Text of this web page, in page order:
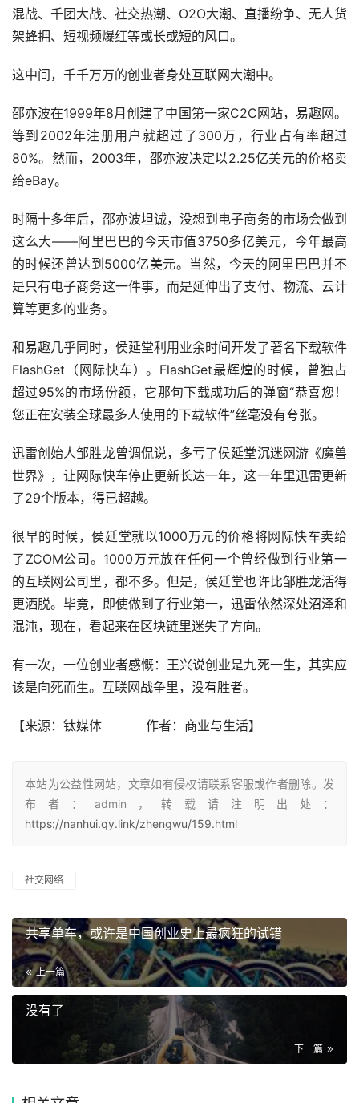
混战、千团大战、社交热潮、O2O大潮、直播纷争、无人货
架蜂拥、短视频爆红等或长或短的风口。
这中间，千千万万的创业者身处互联网大潮中。
邵亦波在1999年8月创建了中国第一家C2C网站，易趣网。
等到2002年注册用户就超过了300万，行业占有率超过
80%。然而，2003年，邵亦波决定以2.25亿美元的价格卖
给eBay。
时隔十多年后，邵亦波坦诚，没想到电子商务的市场会做到
这么大——阿里巴巴的今天市值3750多亿美元，今年最高
的时候还曾达到5000亿美元。当然，今天的阿里巴巴并不
是只有电子商务这一件事，而是延伸出了支付、物流、云计
算等更多的业务。
和易趣几乎同时，侯延堂利用业余时间开发了著名下载软件
FlashGet（网际快车）。FlashGet最辉煌的时候，曾独占
超过95%的市场份额，它那句下载成功后的弹窗“恭喜您！
您正在安装全球最多人使用的下载软件”丝毫没有夸张。
迅雷创始人邹胜龙曾调侃说，多亏了侯延堂沉迷网游《魔兽
世界》，让网际快车停止更新长达一年，这一年里迅雷更新
了29个版本，得已超越。
很早的时候，侯延堂就以1000万元的价格将网际快车卖给
了ZCOM公司。1000万元放在任何一个曾经做到行业第一
的互联网公司里，都不多。但是，侯延堂也许比邹胜龙活得
更洒脱。毕竟，即使做到了行业第一，迅雷依然深处沼泽和
混沌，现在，看起来在区块链里迷失了方向。
有一次，一位创业者感慨：王兴说创业是九死一生，其实应
该是向死而生。互联网战争里，没有胜者。
【来源：钛媒体           作者：商业与生活】
本站为公益性网站，文章如有侵权请联系客服或作者删除。发
布者：admin，转载请注明出处：
https://nanhui.qy.link/zhengwu/159.html
社交网络
共享单车，或许是中国创业史上最疯狂的试错
上一篇
没有了
下一篇